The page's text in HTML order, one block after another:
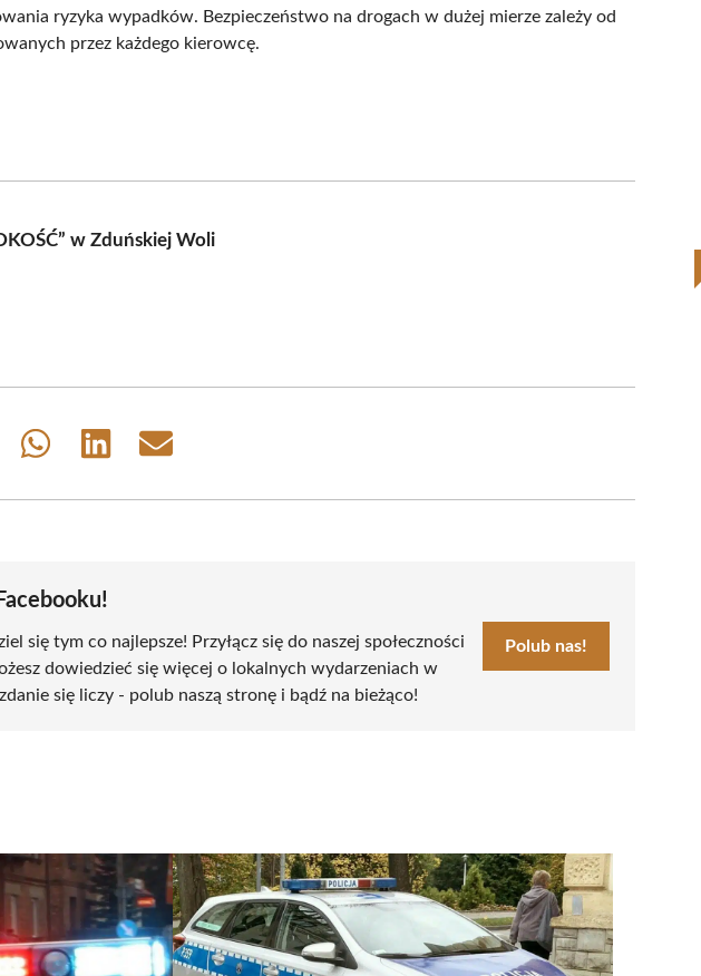
ryzyka wypadków. Bezpieczeństwo na drogach w dużej mierze zależy od
przez każdego kierowcę.
w Zduńskiej Woli
Share
Share
Share
się tym co najlepsze! Przyłącz się do naszej społeczności
dowiedzieć się więcej o lokalnych wydarzeniach w
się liczy - polub naszą stronę i bądź na bieżąco!
Polub nas!